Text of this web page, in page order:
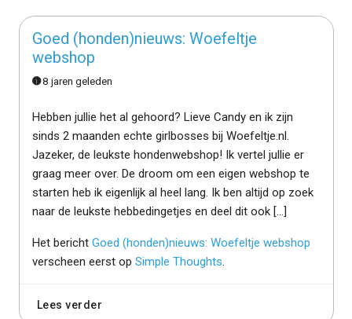
Goed (honden)nieuws: Woefeltje
webshop
8 jaren geleden
Hebben jullie het al gehoord? Lieve Candy en ik zijn
sinds 2 maanden echte girlbosses bij Woefeltje.nl.
Jazeker, de leukste hondenwebshop! Ik vertel jullie er
graag meer over. De droom om een eigen webshop te
starten heb ik eigenlijk al heel lang. Ik ben altijd op zoek
naar de leukste hebbedingetjes en deel dit ook […]
Het bericht Goed (honden)nieuws: Woefeltje webshop
verscheen eerst op Simple Thoughts
Lees verder